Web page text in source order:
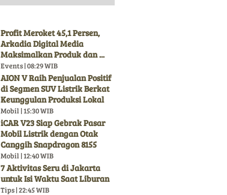
Profit Meroket 45,1 Persen,
Arkadia Digital Media
Maksimalkan Produk dan ...
Events | 08:29 WIB
AION V Raih Penjualan Positif
di Segmen SUV Listrik Berkat
Keunggulan Produksi Lokal
Mobil | 15:30 WIB
iCAR V23 Siap Gebrak Pasar
Mobil Listrik dengan Otak
Canggih Snapdragon 8155
Mobil | 12:40 WIB
7 Aktivitas Seru di Jakarta
untuk Isi Waktu Saat Liburan
Tips | 22:45 WIB